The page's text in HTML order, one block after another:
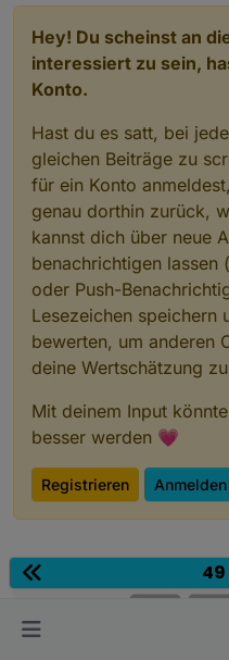
Hey! Du scheinst an
interessiert zu sein,
Konto.
Hast du es satt, bei
gleichen Beiträge zu
für ein Konto
genau dorthin zurück,
kannst dich über neue
benachrichtigen lassen
oder Push-
Lesezeichen speichern
bewerten, um anderen
deine Wertschätzung
Mit deinem Input
besser werden 💗
Registrieren Anmelden
49